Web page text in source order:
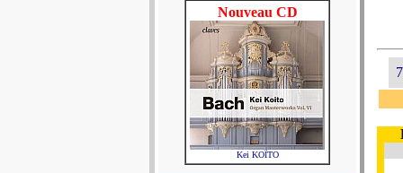
Nouveau CD
Kei KOÏTO